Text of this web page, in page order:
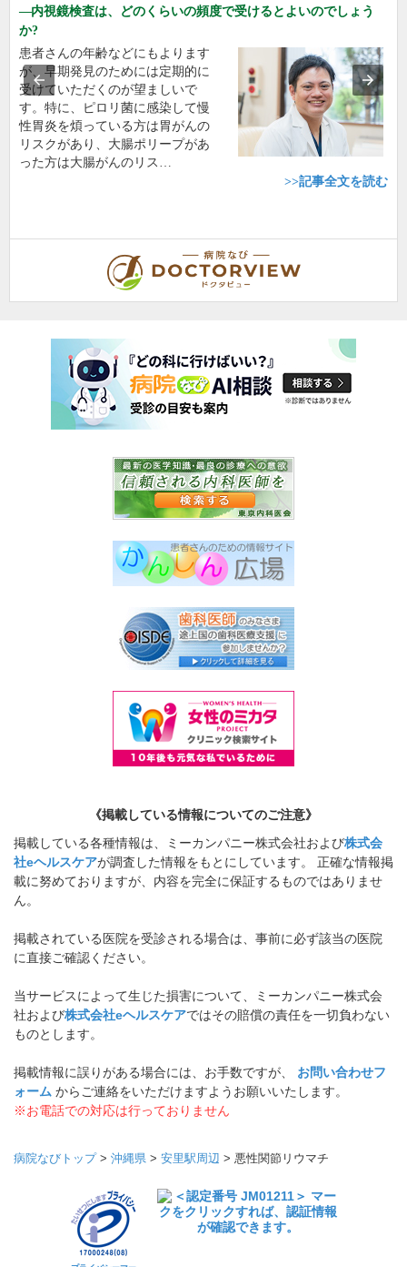
内視鏡検査は、どのくらいの頻度で受けるとよいのでしょう
か?
患者さんの年齢などにもよります
が、早期発見のためには定期的に
受けていただくのが望ましいで
す。特に、ピロリ菌に感染して慢
性胃炎を煩っている方は胃がんの
リスクがあり、大腸ポリープがあ
った方は大腸がんのリス…
>>記事全文を読む
《掲載している情報についてのご注意》
掲載している各種情報は、ミーカンパニー株式会社および株式会
社eヘルスケアが調査した情報をもとにしています。 正確な情報掲
載に努めておりますが、内容を完全に保証するものではありませ
ん。
掲載されている医院を受診される場合は、事前に必ず該当の医院
に直接ご確認ください。
当サービスによって生じた損害について、ミーカンパニー株式会
社および株式会社eヘルスケアではその賠償の責任を一切負わない
ものとします。
掲載情報に誤りがある場合には、お手数ですが、 お問い合わせフ
ォーム からご連絡をいただけますようお願いいたします。
※お電話での対応は行っておりません
病院なびトップ> 沖縄県 > 安里駅周辺 > 悪性関節リウマチ